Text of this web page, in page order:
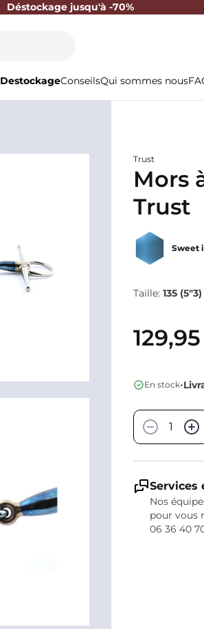
Déstockage jusqu'à -70%
DestockageConseilsQui sommes nous
Trust
Mors
Trust
Sweet
Taille: 135 (5"3)
En stock•
−
+
Services
Nos
pour vous
06 36 40